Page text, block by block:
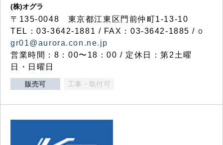
(株)オグラ
〒135-0048 東京都江東区門前仲町1-13-10
TEL：03-3642-1881 / FAX：03-3642-1885 / o
gr01@aurora.con.ne.jp
営業時間：8：00〜18：00 / 定休日：第2土曜
日・日曜日
販売可 工事・取付可